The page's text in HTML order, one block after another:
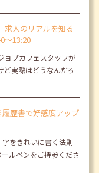
求人のリアルを知る
～13:20
ョブカフェスタッフが
ど実際はどうなんだろ
履歴書で好感度アップ
をきれいに書く法則
ルペンをご持参くださ